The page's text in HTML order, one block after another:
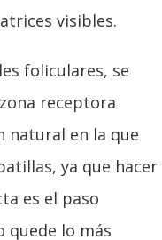
visibles.
foliculares, se
receptora
natural en la que
ya que hacer
es el paso
quede lo más